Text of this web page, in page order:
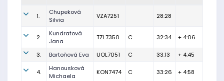
1.
Chupeková
Silvia
VZA7251 28:28
2.
Kundratová
Jana
TZL7350 C 32:34 + 4:06
3. Bartoňová Eva UOL7051 C 33:13 + 4:45
4.
Hanousková
Michaela
KON7474 C 33:26 + 4:58